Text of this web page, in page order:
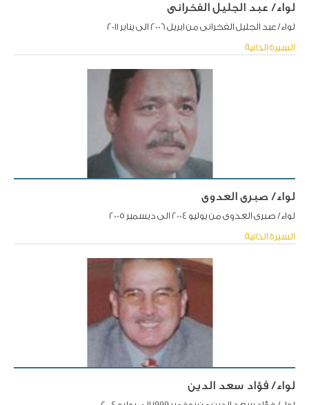
لواء/ عبد الجليل الفخرانى
لواء/ عبد الجليل الفخرانى من ابريل 2006 الى يناير 2011
السيرة الذاتية
لواء/ صبرى العدوى
لواء/ صبرى العدوى من يوليو 2004 الى ديسمبر 2005
السيرة الذاتية
لواء/ فؤاد سعد الدين